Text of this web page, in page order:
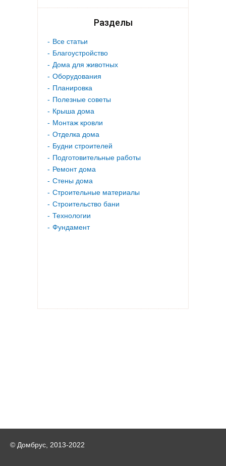
Разделы
Все статьи
Благоустройство
Дома для животных
Оборудования
Планировка
Полезные советы
Крыша дома
Монтаж кровли
Отделка дома
Будни строителей
Подготовительные работы
Ремонт дома
Стены дома
Строительные материалы
Строительство бани
Технологии
Фундамент
© Домбрус, 2013-2022